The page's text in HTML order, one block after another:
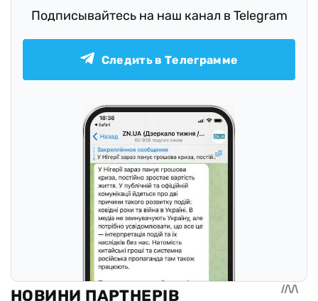
Подписывайтесь на наш канал в Telegram
Следить в Телеграмме